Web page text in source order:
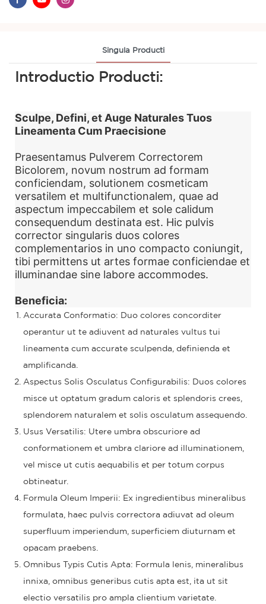
Singula Producti
Introductio Producti:
Sculpe, Defini, et Auge Naturales Tuos
Lineamenta Cum Praecisione
Praesentamus Pulverem Correctorem
Bicolorem, novum nostrum ad formam
conficiendam, solutionem cosmeticam
versatilem et multifunctionalem, quae ad
aspectum impeccabilem et sole calidum
consequendum destinata est. Hic pulvis
corrector singularis duos colores
complementarios in uno compacto coniungit,
tibi permittens ut artes formae conficiendae et
illuminandae sine labore accommodes.
Beneficia:
Accurata Conformatio: Duo colores concorditer
operantur ut te adiuvent ad naturales vultus tui
lineamenta cum accurate sculpenda, definienda et
amplificanda.
Aspectus Solis Osculatus Configurabilis: Duos colores
misce ut optatum gradum caloris et splendoris crees,
splendorem naturalem et solis osculatum assequendo.
Usus Versatilis: Utere umbra obscuriore ad
conformationem et umbra clariore ad illuminationem,
vel misce ut cutis aequabilis et per totum corpus
obtineatur.
Formula Oleum Imperii: Ex ingredientibus mineralibus
formulata, haec pulvis correctora adiuvat ad oleum
superfluum imperiendum, superficiem diuturnam et
opacam praebens.
Omnibus Typis Cutis Apta: Formula lenis, mineralibus
innixa, omnibus generibus cutis apta est, ita ut sit
electio versatilis pro ampla clientium varietate.